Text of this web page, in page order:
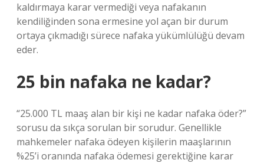
kaldırmaya karar vermediği veya nafakanın
kendiliğinden sona ermesine yol açan bir durum
ortaya çıkmadığı sürece nafaka yükümlülüğü devam
eder.
25 bin nafaka ne kadar?
“25.000 TL maaş alan bir kişi ne kadar nafaka öder?”
sorusu da sıkça sorulan bir sorudur. Genellikle
mahkemeler nafaka ödeyen kişilerin maaşlarının
%25’i oranında nafaka ödemesi gerektiğine karar